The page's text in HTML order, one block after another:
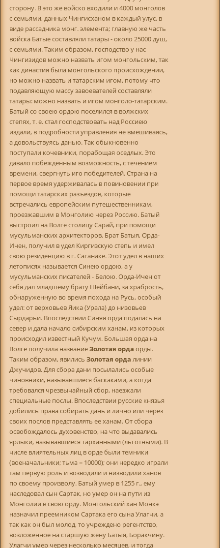
сторону. В это же войско входили и 4000 монголов
с семьями, данных Чингисханом в каждый улус, в
виде рассадника монг. элемента; главную же часть
войска Батые составляли татары - около 25000 душ,
с семьями. Таким образом, господство у нас
Чингизидов можно назвать игом монгольским, так
как династия была монгольского происхождении,
но можно назвать и татарским игом, потому что
подавляющую массу завоевателей составляли
татары: можно назвать и игом монголо-татарским.
Батый со своею ордою поселился в волжских
степях, т. е. стал господствовать над Россиею
издали, в подробности управления не вмешиваясь,
а довольствуясь данью. Так обыкновенно
поступали кочевники, порабощая оседлых. Это
давало побежденным возможность, с течением
времени, свергнуть иго победителей. Страна на
первое время удерживалась в повиновении при
помощи татарских разъездов, которые
встречались европейским путешественникам,
проезжавшим в Монголию через Россию. Батый
выстроил на Волге столицу Сарай, при помощи
мусульманских архитекторов. Брат Батыя, Орда-
Ичен, получил в удел Киргизскую степь и имел
свою резиденцию в г. Саганаке. Этот удел в наших
летописях называется Синею ордою, а у
мусульманских писателей - Белою. Орда-Ичен от
себя дал младшему брату Шейбани, за храбрость,
обнаруженную во время похода на Русь, особый
удел: от верховьев Яика (Урала) до низовьев
Сырдарьи. Впоследствии Синяя орда подалась на
север и дала начало сибирским ханам, из которых
происходил известный Кучум. Большая орда на
Волге получила названиеЗолотая орда орды.
Таким образом, явились Золотая орда линии
Джучидов. Для сбора дани посылались особые
чиновники, называвшиеся баскаками, а когда
требовался чрезвычайный сбор, наезжали
специальные послы. Впоследствии русские князья
добились права собирать дань и лично или через
своих послов представлять ее ханам. От сбора
освобождалось духовенство, на что выдавались
ярлыки, называвшиеся тарханными (льготными). В
числе влиятельных лиц в орде были темники
(военачальники; тьма = 10000); они нередко играли
там первую роль и возводили и низводили ханов
по своему произволу. Батый умер в 1255 г., ему
наследовал сын Сартак, но умер он на пути из
Монголии в свою орду. Монгольский хан Монкэ
назначил преемником Сартака его сына Улагчи, а
так как он был молод, то учреждено регентство,
возложенное на старшую жену Батыя, Боракчину.
Улагчи умер через несколько месяцев, и тогда